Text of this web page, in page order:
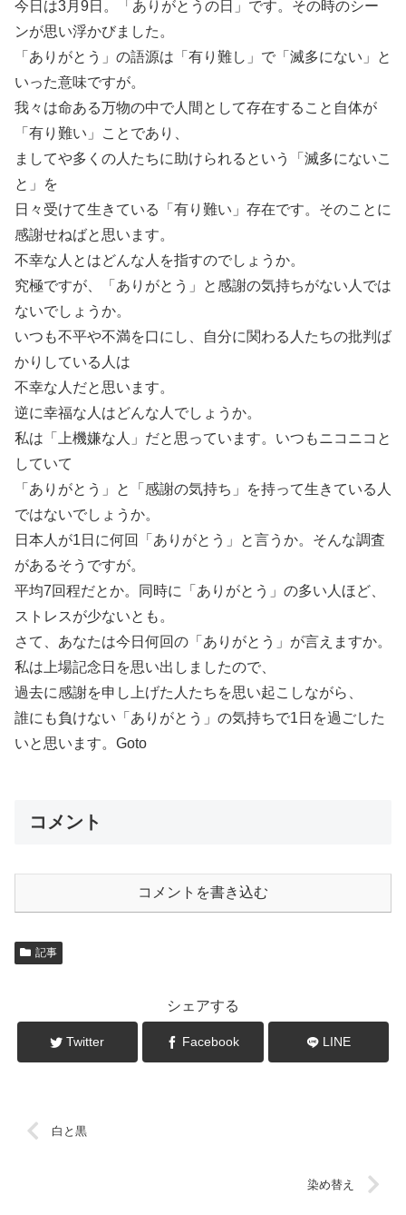
今日は3月9日。「ありがとうの日」です。その時のシー
ンが思い浮かびました。
「ありがとう」の語源は「有り難し」で「滅多にない」と
いった意味ですが。
我々は命ある万物の中で人間として存在すること自体が
「有り難い」ことであり、
ましてや多くの人たちに助けられるという「滅多にないこ
と」を
日々受けて生きている「有り難い」存在です。そのことに
感謝せねばと思います。
不幸な人とはどんな人を指すのでしょうか。
究極ですが、「ありがとう」と感謝の気持ちがない人では
ないでしょうか。
いつも不平や不満を口にし、自分に関わる人たちの批判ば
かりしている人は
不幸な人だと思います。
逆に幸福な人はどんな人でしょうか。
私は「上機嫌な人」だと思っています。いつもニコニコと
していて
「ありがとう」と「感謝の気持ち」を持って生きている人
ではないでしょうか。
日本人が1日に何回「ありがとう」と言うか。そんな調査
があるそうですが。
平均7回程だとか。同時に「ありがとう」の多い人ほど、
ストレスが少ないとも。
さて、あなたは今日何回の「ありがとう」が言えますか。
私は上場記念日を思い出しましたので、
過去に感謝を申し上げた人たちを思い起こしながら、
誰にも負けない「ありがとう」の気持ちで1日を過ごした
いと思います。Goto
コメント
コメントを書き込む
記事
シェアする
Twitter Facebook LINE
白と黒
染め替え